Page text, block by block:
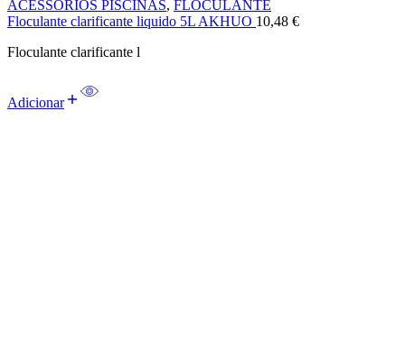
ACESSÓRIOS PISCINAS, FLOCULANTE
Floculante clarificante liquido 5L AKHUO 10,48 €
Floculante clarificante l
Adicionar